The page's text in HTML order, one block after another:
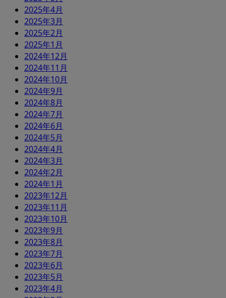
2025年4月
2025年3月
2025年2月
2025年1月
2024年12月
2024年11月
2024年10月
2024年9月
2024年8月
2024年7月
2024年6月
2024年5月
2024年4月
2024年3月
2024年2月
2024年1月
2023年12月
2023年11月
2023年10月
2023年9月
2023年8月
2023年7月
2023年6月
2023年5月
2023年4月